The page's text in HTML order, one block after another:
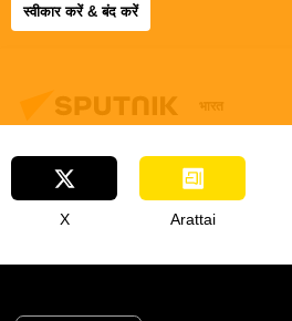
स्वीकार करें & बंद करें
भारत
X Arattai